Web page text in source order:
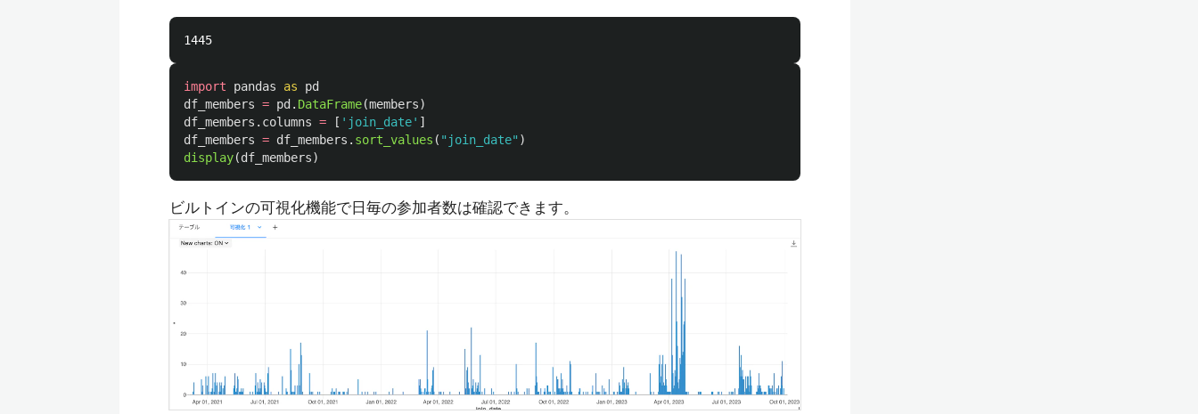
import pandas as
pd
df_members = pd . DataFrame(members)
df_members . columns = [ ' join_date' ]
df_members = df_members . sort_values ( " join_date" )
display(df_members)
ビルトインの可視化機能で日毎の参加者数は確認できます。